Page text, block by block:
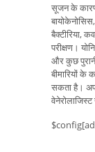
सूजन के कारण
बैक्टीरिया,
परीक्षण।
और कुछ पुरानी
बीमारियों के
सकता है।